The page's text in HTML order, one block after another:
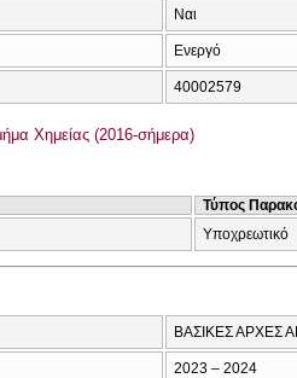
Ναι
Ενεργό
40002579
Χημείας (2016-σήμερα)
Τύπος
Υποχρεωτικό
ΒΑΣΙΚΕΣ ΑΡΧΕΣ
2023 – 2024